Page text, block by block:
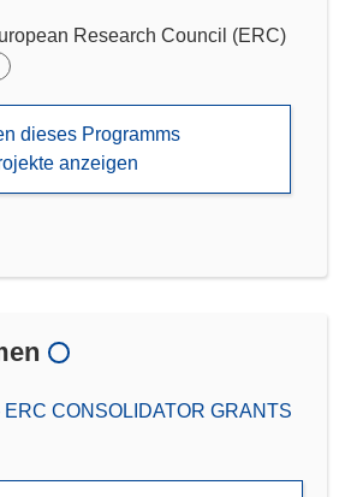
Research Council (ERC)
dieses Programms
anzeigen
ERC CONSOLIDATOR GRANTS